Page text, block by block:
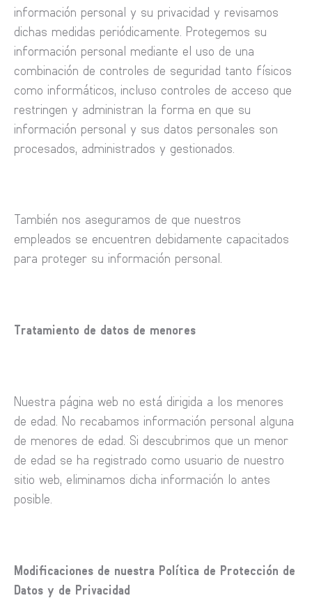
información personal y su privacidad y revisamos
dichas medidas periódicamente. Protegemos su
información personal mediante el uso de una
combinación de controles de seguridad tanto físicos
como informáticos, incluso controles de acceso que
restringen y administran la forma en que su
información personal y sus datos personales son
procesados, administrados y gestionados.
También nos aseguramos de que nuestros
empleados se encuentren debidamente capacitados
para proteger su información personal.
Tratamiento de datos de menores
Nuestra página web no está dirigida a los menores
de edad. No recabamos información personal alguna
de menores de edad. Si descubrimos que un menor
de edad se ha registrado como usuario de nuestro
sitio web, eliminamos dicha información lo antes
posible.
Modificaciones de nuestra Política de Protección de
Datos y de Privacidad